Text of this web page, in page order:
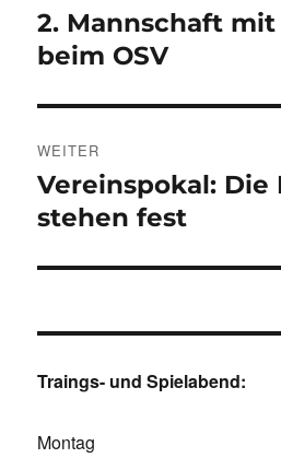
Vorheriger
Beitrag:
2. Mannschaft
beim OSV
WEITER
Nächster
Beitrag:
Vereinspokal: Die
stehen fest
Traings- und Spielabend:
Montag